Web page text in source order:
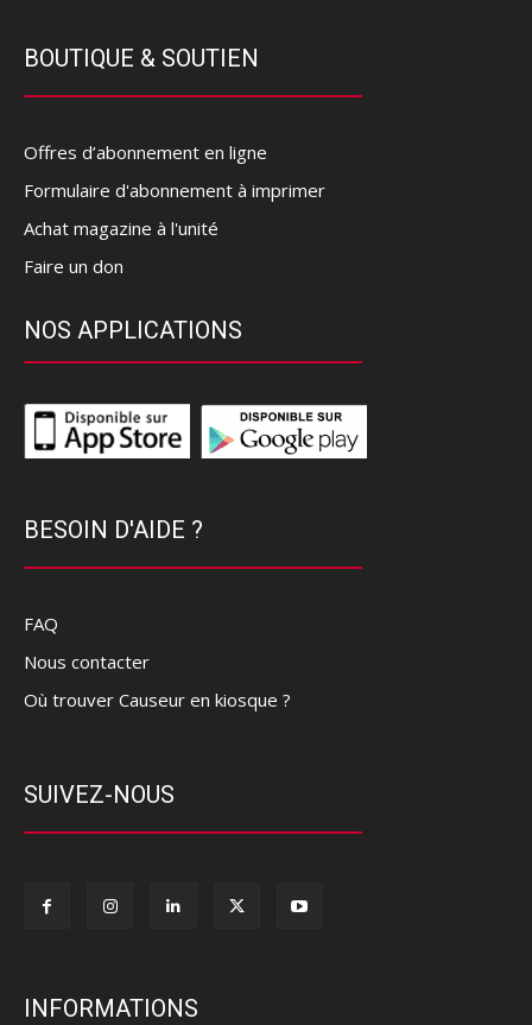
BOUTIQUE & SOUTIEN
Offres d’abonnement en ligne
Formulaire d'abonnement à imprimer
Achat magazine à l'unité
Faire un don
NOS APPLICATIONS
BESOIN D'AIDE ?
FAQ
Nous contacter
Où trouver Causeur en kiosque ?
SUIVEZ-NOUS
INFORMATIONS